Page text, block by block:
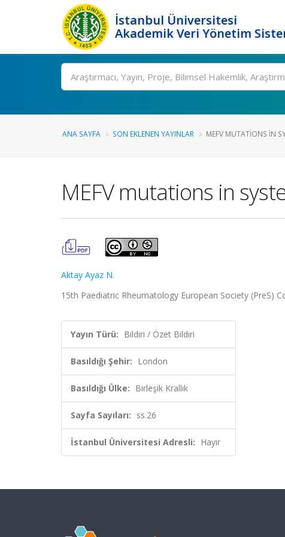
İstanbul Üniversitesi
Akademik Veri Yönetim
Ara
ANA SAYFA SON EKLENEN YAYINLAR MEFV MUTATIONS IN
MEFV mutations in
Aktay Ayaz N.
15th Paediatric Rheumatology European Society (PreS)
Yayın Türü: Bildiri / Özet Bildiri
Basıldığı Şehir: London
Basıldığı Ülke: Birleşik Krallık
Sayfa Sayıları: ss.26
İstanbul Üniversitesi Adresli: Hayır